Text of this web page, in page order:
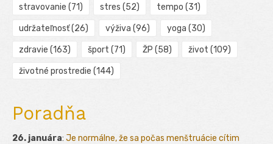
stravovanie (71) stres (52) tempo (31)
udržateľnosť(26) výživa (96) yoga (30)
zdravie (163) šport (71) ŽP (58) život (109)
životné prostredie (144)
Poradňa
26. januára: Je normálne, že sa počas menštruácie cítim